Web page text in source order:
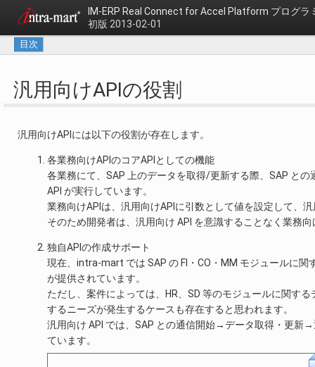
IM-ERP Real Connect for Accel Platform プログラ
初版 2013-02-01
目次
汎用向けAPIの役割
汎用向けAPIには以下の役割が存在します。
各業務向けAPIのコアAPIとしての機能
各業務にて、SAP 上のデータを取得/更新する際、SAP と
API が実行しています。
業務向けAPIは、汎用向けAPIに引数として値を設定して、
そのため開発者は、汎用向け API を意識することなく業務
独自APIの作成サポート
現在、intra-mart では SAP の FI・CO・MM モジュールに
が提供されています。
ただし、案件によっては、HR、SD 等のモジュールに関す
するニーズが発生するケースも存在すると思われます。
汎用向け API では、SAP との通信開始→データ取得・更新
ています。